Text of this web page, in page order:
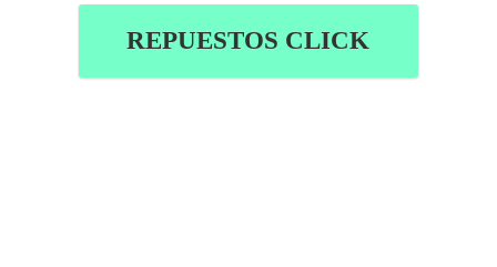
REPUESTOS CLICK